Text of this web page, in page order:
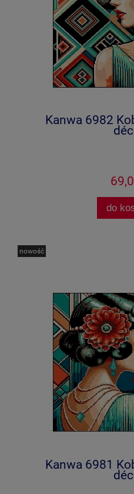
Kanwa 6982
do
Kanwa 6981
nowość